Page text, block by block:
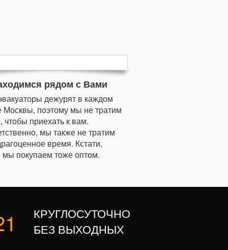
рядом с Вами
дежурят в каждом
Москвы, поэтому мы не тратим
чтобы приехать к вам.
мы также не тратим
время. Кстати,
мы покупаем тоже оптом.
КРУГЛОСУТОЧНО
БЕЗ ВЫХОДНЫХ